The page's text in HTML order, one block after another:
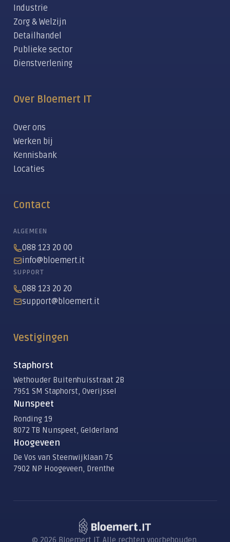
Industrie
Zorg & Welzijn
Detailhandel
Publieke sector
Dienstverlening
Over Bloemert IT
Over ons
Werken bij
Kennisbank
Locaties
Contact
ALGEMEEN
088 123 20 00
info@bloemert.it
SUPPORT
088 123 20 20
support@bloemert.it
Vestigingen
Staphorst
Wethouder Buitenhuisstraat 2B
7951 SM Staphorst, Overijssel
Nunspeet
Ronding 19
8072 TB Nunspeet, Gelderland
Hoogeveen
De Vos van Steenwijklaan 75
7902 NP Hoogeveen, Drenthe